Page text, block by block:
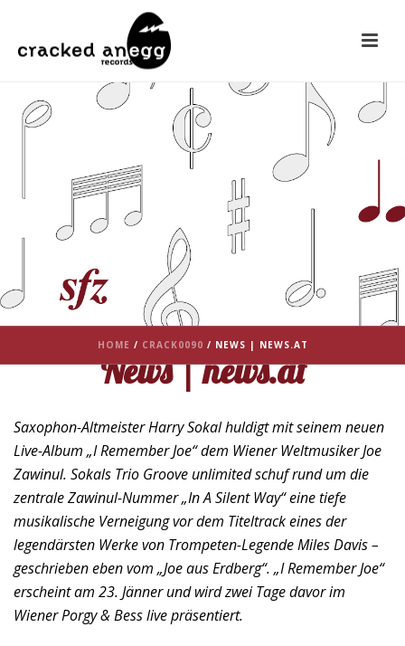
HOME / CRACK0090 / NEWS | NEWS.AT
News | news.at
Saxophon-Altmeister Harry Sokal huldigt mit seinem neuen
Live-Album „I Remember Joe“ dem Wiener Weltmusiker Joe
Zawinul. Sokals Trio Groove unlimited schuf rund um die
zentrale Zawinul-Nummer „In A Silent Way“ eine tiefe
musikalische Verneigung vor dem Titeltrack eines der
legendärsten Werke von Trompeten-Legende Miles Davis –
geschrieben eben vom „Joe aus Erdberg“. „I Remember Joe“
erscheint am 23. Jänner und wird zwei Tage davor im
Wiener Porgy & Bess live präsentiert.